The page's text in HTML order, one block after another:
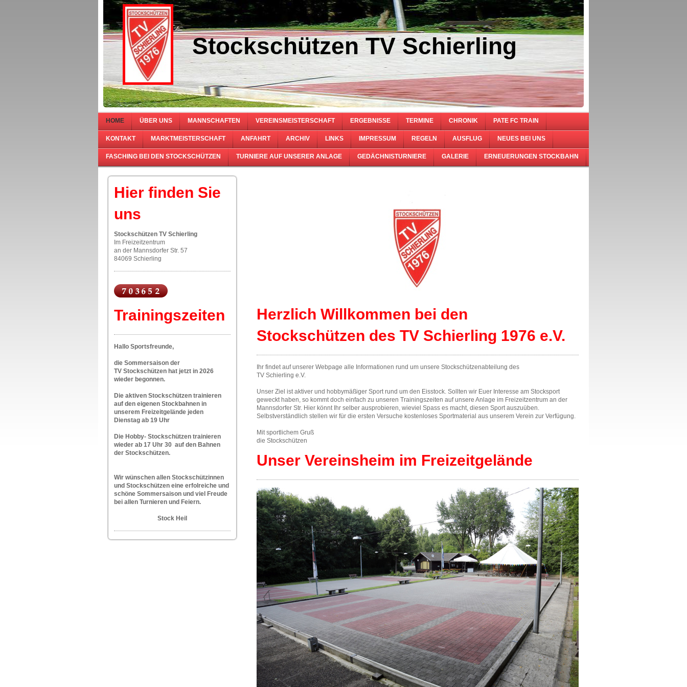
Stockschützen TV Schierling
HOME ÜBER UNS MANNSCHAFTEN VEREINSMEISTERSCHAFT ERGEBNISSE TERMINE CHRONIK PATE FC TRAIN
KONTAKT MARKTMEISTERSCHAFT ANFAHRT ARCHIV LINKS IMPRESSUM REGELN AUSFLUG NEUES BEI UNS
FASCHING BEI DEN STOCKSCHÜTZEN TURNIERE AUF UNSERER ANLAGE GEDÄCHNISTURNIERE GALERIE ERNEUERUNGEN STOCKBAHN
Hier finden Sie
uns
Stockschützen TV Schierling
Im Freizeitzentrum
an der Mannsdorfer Str. 57
84069 Schierling
Trainingszeiten
Hallo Sportsfreunde,
die Sommersaison der
TV Stockschützen hat jetzt in 2026
wieder begonnen.
Die aktiven Stockschützen trainieren
auf den eigenen Stockbahnen in
unserem Freizeitgelände jeden
Dienstag ab 19 Uhr
Die Hobby- Stockschützen trainieren
wieder ab 17 Uhr 30 auf den Bahnen
der Stockschützen.
Wir wünschen allen Stockschützinnen
und Stockschützen eine erfolreiche und
schöne Sommersaison und viel Freude
bei allen Turnieren und Feiern.
Stock Heil
Herzlich Willkommen bei den
Stockschützen des TV Schierling 1976 e.V.
Ihr findet auf unserer Webpage alle Informationen rund um unsere Stockschützenabteilung des
TV Schierling e.V.
Unser Ziel ist aktiver und hobbymäßiger Sport rund um den Eisstock. Sollten wir Euer Interesse am Stocksport
geweckt haben, so kommt doch einfach zu unseren Trainingszeiten auf unsere Anlage im Freizeitzentrum an der
Mannsdorfer Str. Hier könnt Ihr selber ausprobieren, wieviel Spass es macht, diesen Sport auszuüben.
Selbstverständlich stellen wir für die ersten Versuche kostenloses Sportmaterial aus unserem Verein zur Verfügung.
Mit sportlichem Gruß
die Stockschützen
Unser Vereinsheim im Freizeitgelände